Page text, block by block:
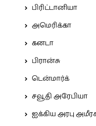
பிரிட்டானியா
அமெரிக்கா
கனடா
பிரான்சு
டென்மார்க்
சவூதி அரேபியா
ஐக்கிய அரபு